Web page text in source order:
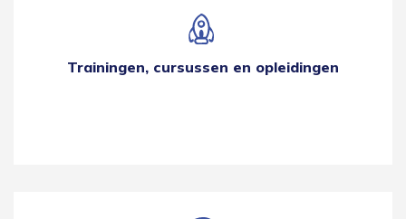
Trainingen, cursussen en opleidingen